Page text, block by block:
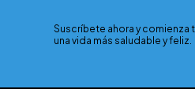
Suscríbete ahora y comienza
una vida más saludable y feliz.